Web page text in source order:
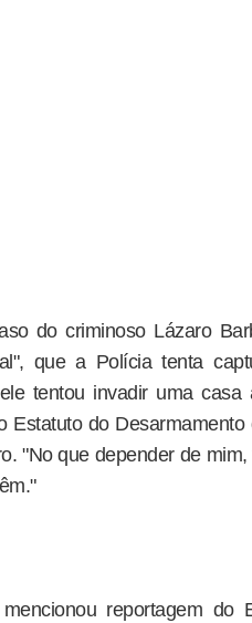
do criminoso Lázaro
que a Polícia tenta
tentou invadir uma
Estatuto do
"No que depender de
reportagem do